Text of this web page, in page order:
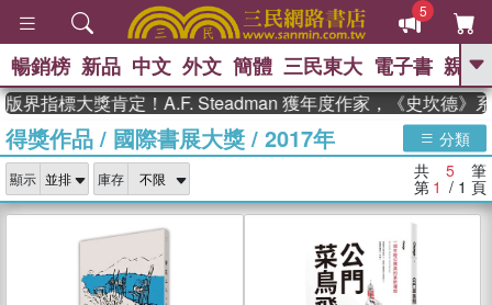
5
GO
熱搜： 東野圭吾 、 高希均教授回憶錄
、 The Odyssey 、 父親節 、 花開錦
台灣的
李登輝時代 、 數學女孩：黎曼猜想
如果歷史是一
臺灣漫遊錄
暢銷榜 新品 中文 外文 簡體 三民東大 電子書 親子
界指標大獎肯定！A.F. Steadman 獲年度作家，《史坎德》系
得獎作品 / 國際書展大獎 / 2017年 分類
顯示 庫存 共 5 筆
第 1 / 1 頁